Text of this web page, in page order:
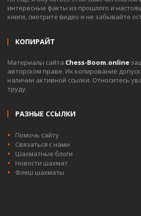
интересные факты из прошлого и
книги, смотрите видео и не забывайте
КОПИРАЙТ
Материалы сайта Chess-Boom.online
авторском праве. Их копирование
наличии активной ссылки. Относитесь
труду.
РАЗНЫЕ ССЫЛКИ
Помочь сайту
Связаться с нами
Шахматные блоги
Новости шахмат
Флеш шахматы